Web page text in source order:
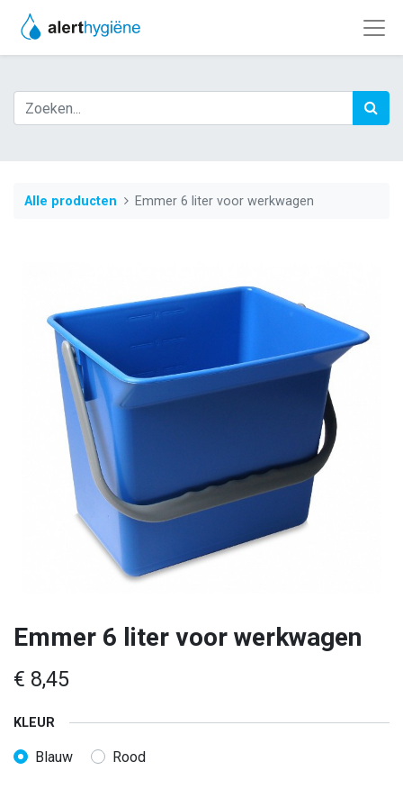
Alle producten Emmer 6 liter voor werkwagen
Emmer 6 liter voor werkwagen
€ 8,45
KLEUR
Blauw Rood